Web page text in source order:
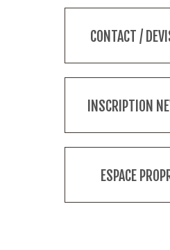
CONTACT /
INSCRIPTION
ESPACE